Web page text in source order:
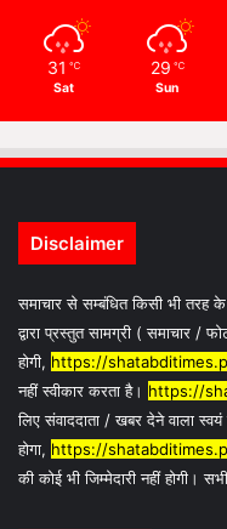
31 ℃
Sat
29 ℃
Sun
Disclaimer
समाचार से सम्बंधित किसी भी तरह
द्वारा प्रस्तुत सामग्री ( समाचार /
होगी, https://
नहीं स्वीकार करता है। https://
लिए संवाददाता / खबर देने वाला स्वयं
होगा, https://
की कोई भी जिम्मेदारी नहीं होगी। सभी